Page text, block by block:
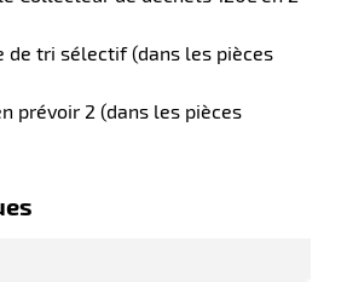
de tri sélectif (dans les pièces
prévoir 2 (dans les pièces